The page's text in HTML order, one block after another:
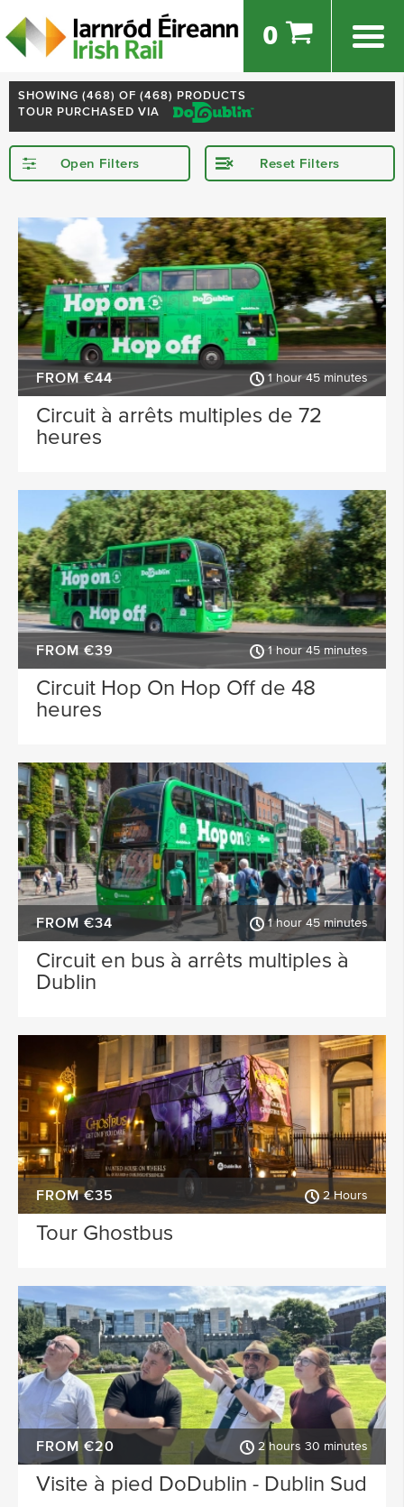
0
SHOWING (468) OF (468) PRODUCTS
TOUR PURCHASED VIA
Open Filters Reset Filters
STARTING IN
Dublin Kerry
Galway Cork
Killarney
Donegal Wexford
Waterford
Sligo Longford
Clare Belfast
Meath Kildare
Dublin Airport Down
Mayo Howth
Roscommon Monaghan
Rosscommon
Limerick Leitrim
Cobh
SHOW MORE
SPECIAL
FROM €44 1 hour 45 minutes
Circuit à arrêts multiples de 72
heures
FROM €39 1 hour 45 minutes
Circuit Hop On Hop Off de 48
heures
FROM €34 1 hour 45 minutes
Circuit en bus à arrêts multiples à
Dublin
FROM €35 2 Hours
Tour Ghostbus
FROM €20 2 hours 30 minutes
Visite à pied DoDublin - Dublin Sud